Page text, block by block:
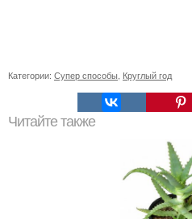
Категории: Супер способы Круглый год
Читайте также